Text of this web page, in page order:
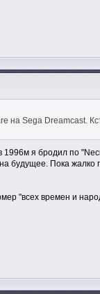
на Sega
я бродил по
будущее. Пока жалко
"всех времен и